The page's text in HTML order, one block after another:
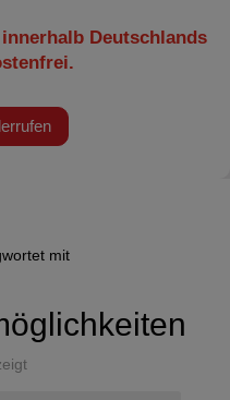
Deutschlands
mit